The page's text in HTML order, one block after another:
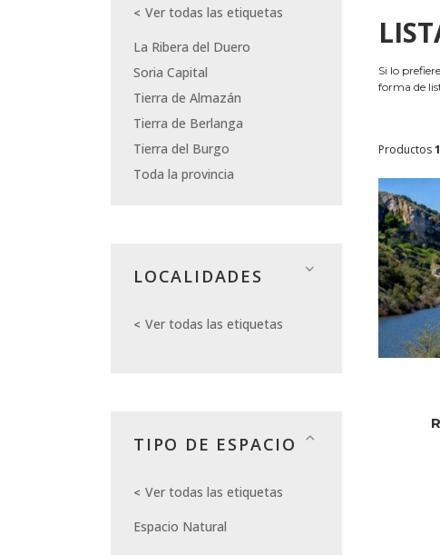
Ver todas las etiquetas
La Ribera del Duero
Soria Capital
Tierra de Almazán
Tierra de Berlanga
Tierra del Burgo
Toda la provincia
LOCALIDADES
Ver todas las etiquetas
TIPO DE ESPACIO
Ver todas las etiquetas
Espacio Natural
Si lo
forma de
Productos